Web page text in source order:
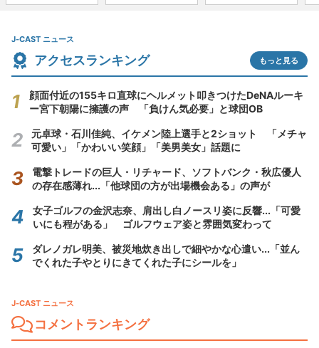
J-CAST ニュース
アクセスランキング もっと見る
顔面付近の155キロ直球にヘルメット叩きつけたDeNAルーキ
ー宮下朝陽に擁護の声 「負けん気必要」と球団OB
元卓球・石川佳純、イケメン陸上選手と2ショット 「メチャ
可愛い」「かわいい笑顔」「美男美女」話題に
電撃トレードの巨人・リチャード、ソフトバンク・秋広優人
の存在感薄れ...「他球団の方が出場機会ある」の声が
女子ゴルフの金沢志奈、肩出し白ノースリ姿に反響...「可愛
いにも程がある」 ゴルフウェア姿と雰囲気変わって
ダレノガレ明美、被災地炊き出しで細やかな心遣い...「並ん
でくれた子やとりにきてくれた子にシールを」
J-CAST ニュース
コメントランキング